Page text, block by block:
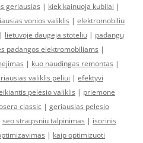
geriausias | kiek kainuoja kubilai |
vonios valiklis | elektromobiliu
| lietuvoje daugeja stoteliu | padangų
padangos elektromobiliams |
| kuo naudingas remontas |
valiklis peliui | efektyvi
pelėsio valiklis | priemonė
classic | geriausias pelesio
seo straipsniu talpinimas | isorinis
| kaip optimizuoti